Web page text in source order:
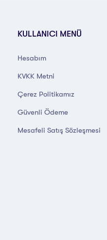
KULLANICI MENÜ
Hesabım
KVKK Metni
Çerez Politikamız
Güvenli Ödeme
Mesafeli Satış Sözleşmesi